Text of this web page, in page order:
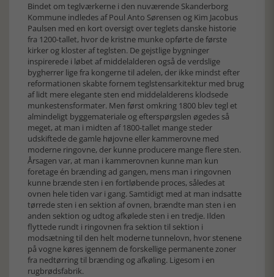
Bindet om teglværkerne i den nuværende Skanderborg
Kommune indledes af Poul Anto Sørensen og Kim Jacobus
Paulsen med en kort oversigt over teglets danske historie
fra 1200-tallet, hvor de kristne munke opførte de første
kirker og kloster af teglsten. De gejstlige bygninger
inspirerede i løbet af middelalderen også de verdslige
bygherrer lige fra kongerne til adelen, der ikke mindst efter
reformationen skabte fornem teglstensarkitektur med brug
af lidt mere elegante sten end middelalderens klodsede
munkestensformater. Men først omkring 1800 blev tegl et
almindeligt byggemateriale og efterspørgslen øgedes så
meget, at man i midten af 1800-tallet mange steder
udskiftede de gamle højovne eller kammerovne med
moderne ringovne, der kunne producere mange flere sten.
Årsagen var, at man i kammerovnen kunne man kun
foretage én brænding ad gangen, mens man i ringovnen
kunne brænde sten i en fortløbende proces, således at
ovnen hele tiden var i gang. Samtidigt med at man indsatte
tørrede sten i en sektion af ovnen, brændte man sten i en
anden sektion og udtog afkølede sten i en tredje. Ilden
flyttede rundt i ringovnen fra sektion til sektion i
modsætning til den helt moderne tunnelovn, hvor stenene
på vogne køres igennem de forskellige permanente zoner
fra nedtørring til brænding og afkøling. Ligesom i en
rugbrødsfabrik.